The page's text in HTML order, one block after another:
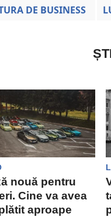
DE BUSINESS
nouă pentru
Cine va avea
aproape